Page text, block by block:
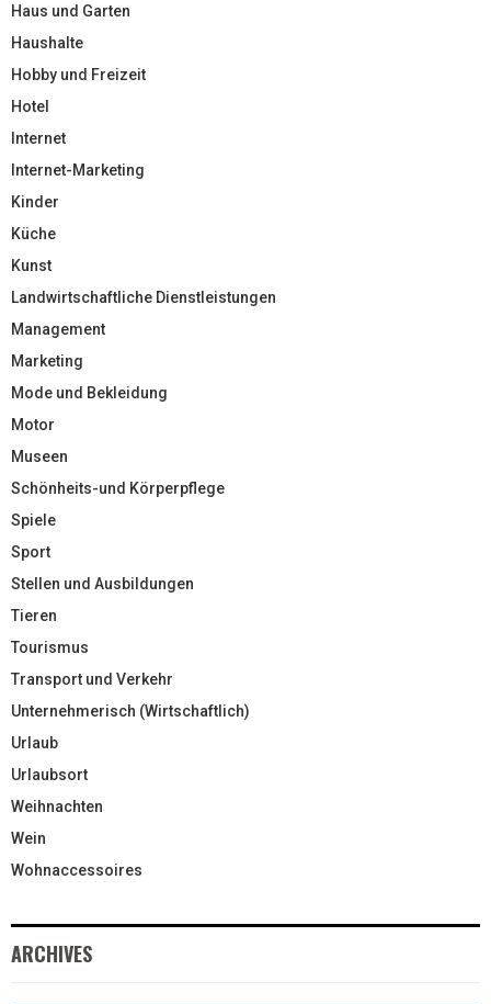
Haus und Garten
Haushalte
Hobby und Freizeit
Hotel
Internet
Internet-Marketing
Kinder
Küche
Kunst
Landwirtschaftliche Dienstleistungen
Management
Marketing
Mode und Bekleidung
Motor
Museen
Schönheits-und Körperpflege
Spiele
Sport
Stellen und Ausbildungen
Tieren
Tourismus
Transport und Verkehr
Unternehmerisch (Wirtschaftlich)
Urlaub
Urlaubsort
Weihnachten
Wein
Wohnaccessoires
ARCHIVES